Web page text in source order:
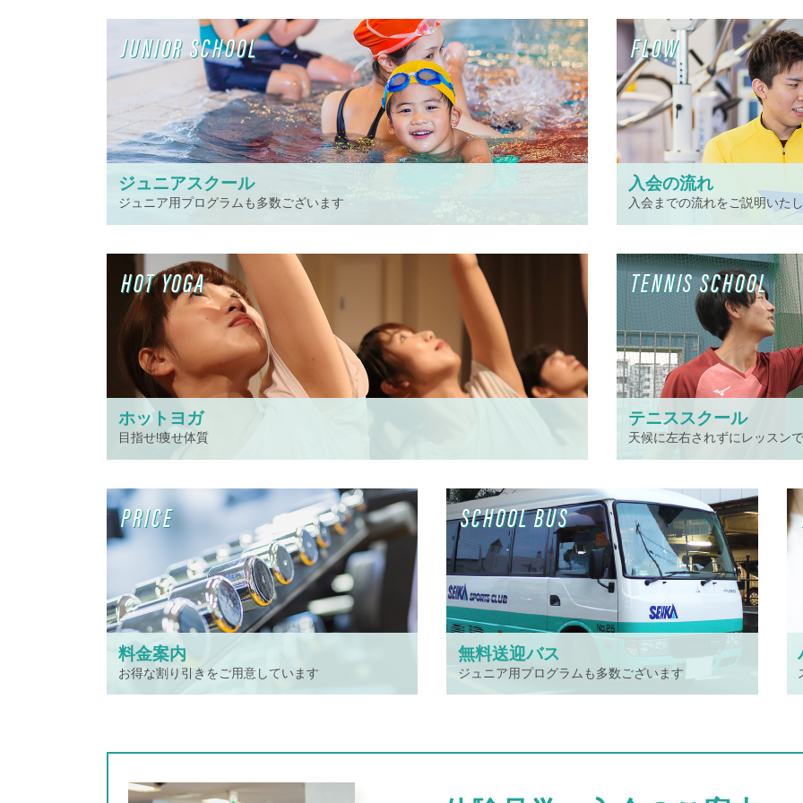
ジュニアスクール
ジュニア用プログラムも多数ございます
JUNIOR SCHOOL
入会の流れ
入会までの流れをご説明いた
FLOW
ホットヨガ
目指せ!痩せ体質
HOT YOGA
テニススクール
天候に左右されずにレッスン
TENNIS SCHOOL
料金案内
お得な割り引きをご用意しています
PRICE
無料送迎バス
ジュニア用プログラムも多数ございます
SCHOOL BUS